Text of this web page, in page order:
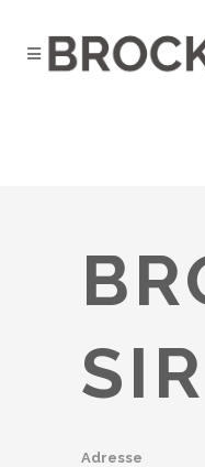
Adresse